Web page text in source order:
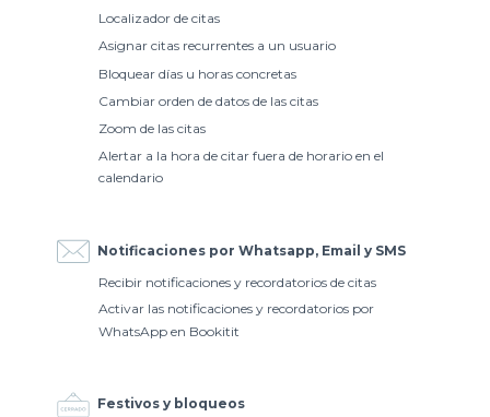
Localizador de citas
Asignar citas recurrentes a un usuario
Bloquear días u horas concretas
Cambiar orden de datos de las citas
Zoom de las citas
Alertar a la hora de citar fuera de horario en el
calendario
Notificaciones por Whatsapp, Email y SMS
Recibir notificaciones y recordatorios de citas
Activar las notificaciones y recordatorios por
WhatsApp en Bookitit
Festivos y bloqueos